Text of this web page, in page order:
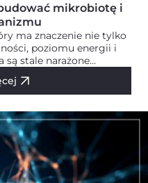
mikrobiotę i
ma znaczenie nie tylko
poziomu energii i
są stale narażone…